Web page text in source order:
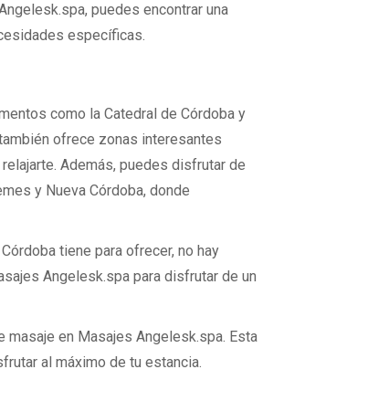
puedes encontrar una
específicas.
como la Catedral de Córdoba y
ofrece zonas interesantes
Además, puedes disfrutar de
y Nueva Córdoba, donde
tiene para ofrecer, no hay
Angelesk.spa para disfrutar de un
masaje en Masajes Angelesk.spa. Esta
al máximo de tu estancia.